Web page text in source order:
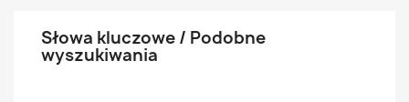
Słowa kluczowe / Podobne
wyszukiwania